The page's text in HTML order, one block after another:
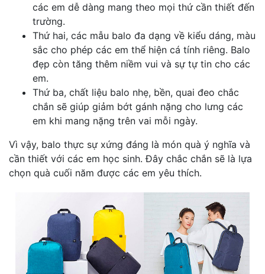
các em dễ dàng mang theo mọi thứ cần thiết đến
trường.
Thứ hai, các mẫu balo đa dạng về kiểu dáng, màu
sắc cho phép các em thể hiện cá tính riêng. Balo
đẹp còn tăng thêm niềm vui và sự tự tin cho các
em.
Thứ ba, chất liệu balo nhẹ, bền, quai đeo chắc
chắn sẽ giúp giảm bớt gánh nặng cho lưng các
em khi mang nặng trên vai mỗi ngày.
Vì vậy, balo thực sự xứng đáng là món quà ý nghĩa và
cần thiết với các em học sinh. Đây chắc chắn sẽ là lựa
chọn quà cuối năm được các em yêu thích.